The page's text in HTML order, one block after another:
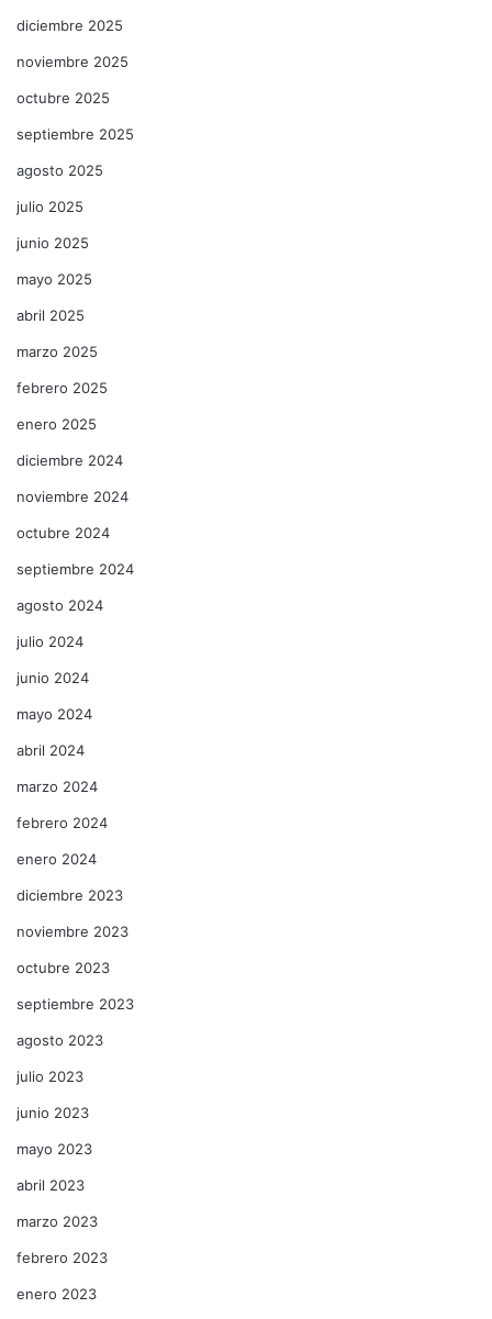
diciembre 2025
noviembre 2025
octubre 2025
septiembre 2025
agosto 2025
julio 2025
junio 2025
mayo 2025
abril 2025
marzo 2025
febrero 2025
enero 2025
diciembre 2024
noviembre 2024
octubre 2024
septiembre 2024
agosto 2024
julio 2024
junio 2024
mayo 2024
abril 2024
marzo 2024
febrero 2024
enero 2024
diciembre 2023
noviembre 2023
octubre 2023
septiembre 2023
agosto 2023
julio 2023
junio 2023
mayo 2023
abril 2023
marzo 2023
febrero 2023
enero 2023